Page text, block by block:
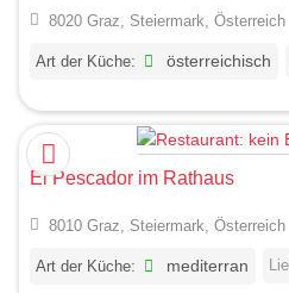
8020 Graz, Steiermark, Österreich
Art der Küche: österreichisch
El Pescador im Rathaus
8010 Graz, Steiermark, Österreich
Art der Küche: mediterran